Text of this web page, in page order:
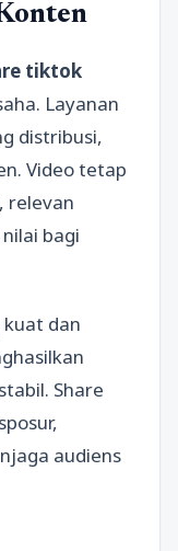
tiktok
Layanan
distribusi,
Video tetap
relevan
bagi
dan
Share
audiens